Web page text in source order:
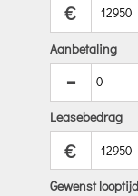
€
Aanbetaling
-
Leasebedrag
€
Gewenst looptijd